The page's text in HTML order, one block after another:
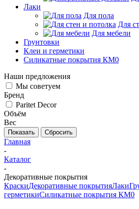
Лаки
Для пола
Для
Для мебели
Грунтовки
Клеи и герметики
Силикатные покрытия КМ0
Наши предложения
Мы советуем
Бренд
Paritet Decor
Объём
Вес
Сбросить
Главная
-
Каталог
-
Декоративные покрытия
КраскиДекоративные покрытияЛаки
герметикиСиликатные покрытия КМ0